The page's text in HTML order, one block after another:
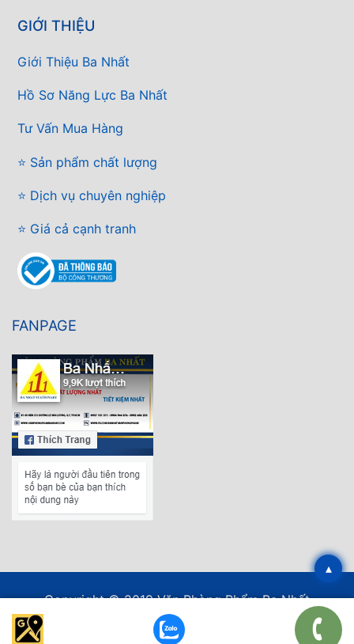
GIỚI THIỆU
Giới Thiệu Ba Nhất
Hồ Sơ Năng Lực Ba Nhất
Tư Vấn Mua Hàng
⭐ Sản phẩm chất lượng
⭐ Dịch vụ chuyên nghiệp
⭐ Giá cả cạnh tranh
FANPAGE
Copyright © 2019 Văn Phòng Phẩm Ba Nhất
Thiết kế web
▴